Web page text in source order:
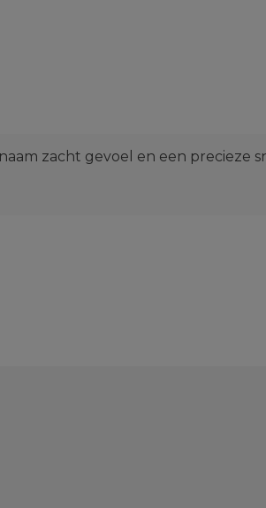
zacht gevoel en een precieze